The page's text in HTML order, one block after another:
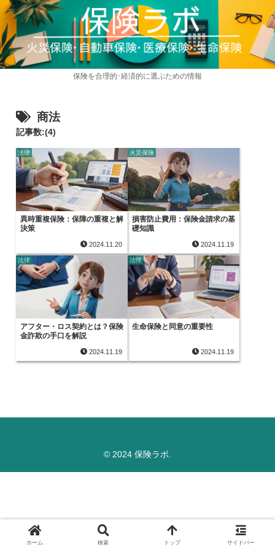
保険を合理的･経済的に選ぶための情報
商法
記事数:(4)
法律
異時重複保険：保障の重複と解
決策
2024.11.20
火災保険
損害防止費用：保険金請求の基
礎知識
2024.11.19
法律
アフター・ロス契約とは？保険
金詐欺の手口を解説
2024.11.19
法律
生命保険と同意の重要性
2024.11.19
© 2024 保険ラボ.
ホーム 検索 トップ サイドバー